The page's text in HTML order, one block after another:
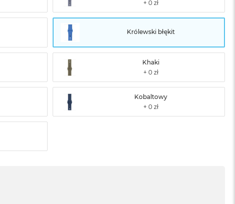
Królewski błękit
Khaki
Kobaltowy